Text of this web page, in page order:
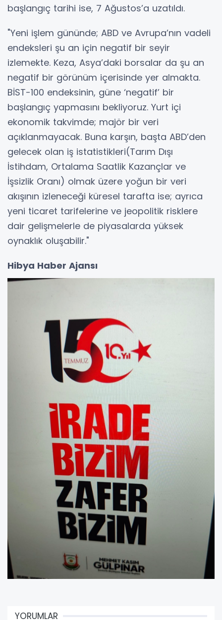
başlangıç tarihi ise, 7 Ağustos’a uzatıldı.
"Yeni işlem gününde; ABD ve Avrupa’nın vadeli
endeksleri şu an için negatif bir seyir
izlemekte. Keza, Asya’daki borsalar da şu an
negatif bir görünüm içerisinde yer almakta.
BİST-100 endeksinin, güne ‘negatif’ bir
başlangıç yapmasını bekliyoruz. Yurt içi
ekonomik takvimde; majör bir veri
açıklanmayacak. Buna karşın, başta ABD’den
gelecek olan iş istatistikleri(Tarım Dışı
İstihdam, Ortalama Saatlik Kazançlar ve
İşsizlik Oranı) olmak üzere yoğun bir veri
akışının izleneceği küresel tarafta ise; ayrıca
yeni ticaret tarifelerine ve jeopolitik risklere
dair gelişmelerle de piyasalarda yüksek
oynaklık oluşabilir."
Hibya Haber Ajansı
YORUMLAR